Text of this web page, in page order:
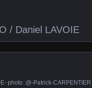
/ Daniel LAVOIE
photo :@-Patrick-CARPENTIER